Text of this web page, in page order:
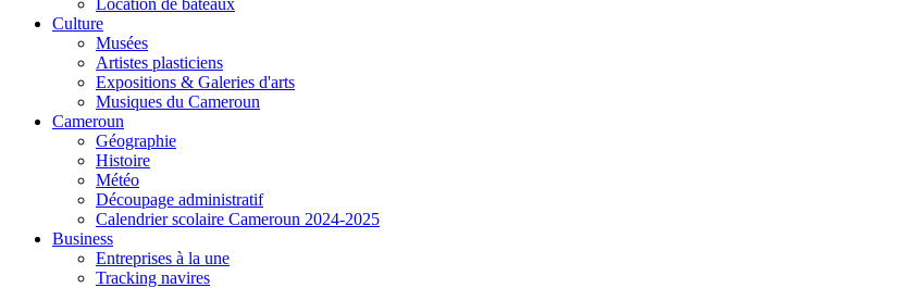
Culture
Musées
Artistes plasticiens
Expositions & Galeries d'arts
Musiques du Cameroun
Cameroun
Géographie
Histoire
Météo
Découpage administratif
Calendrier scolaire Cameroun 2024-2025
Business
Entreprises à la une
Tracking navires